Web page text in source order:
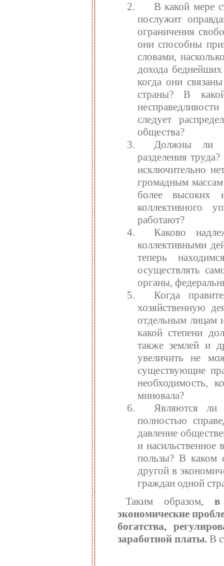
В какой мере
послужит
ограничения
они способны
словами,
дохода
когда они
страны? В
следует
общества?
Должны ли
разделения
исключительно
громадным
более высоких
коллективного
работают?
Каково
коллективными
теперь
осуществлять
органы,
Когда
хозяйственную
отдельным лицам
какой степени
также землей и
увеличить не
существующие
необходимость,
миновала?
Являются ли
полностью
давление
и насильственное
пользы? В каком
другой в
граждан одной
Таким образом,в
экономические
богатства,
заработной платы. В